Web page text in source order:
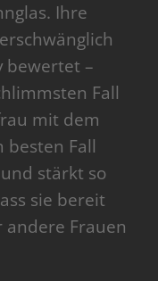
Ihre
bewertet –
Fall
mit dem
besten Fall
stärkt so
sie bereit
Frauen